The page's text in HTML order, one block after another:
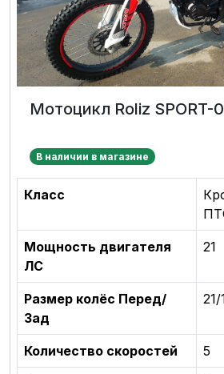
Мотоцикл Roliz SPORT-
В наличии в магазине
Класс
Мощность двигателя
ЛС
21
Размер колёс Перед/
Зад
21/
Количество скоростей 5